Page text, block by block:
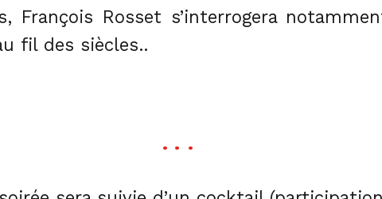
François Rosset s’interrogera
fil des siècles..
• • •